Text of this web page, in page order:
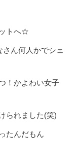
トへ☆
ん何人かでシェ
！かよわい女子
られました(笑)
たんだもん